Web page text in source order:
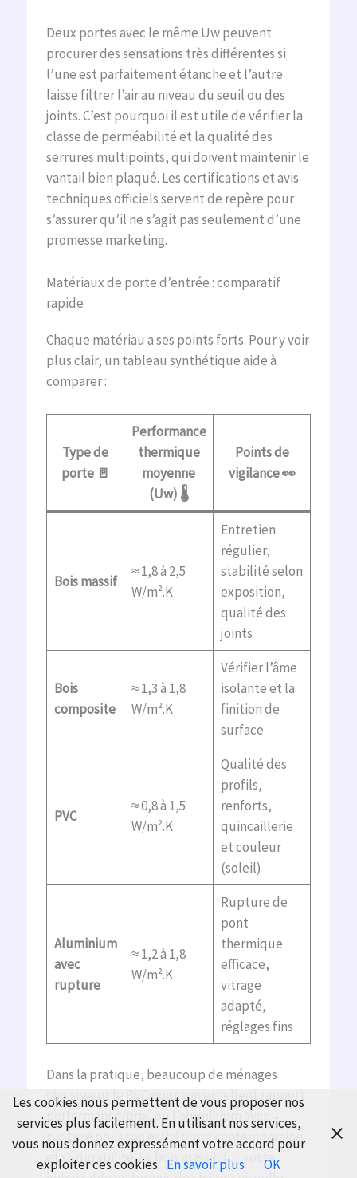
Deux portes avec le même Uw peuvent
procurer des sensations très différentes si
l’une est parfaitement étanche et l’autre
laisse filtrer l’air au niveau du seuil ou des
joints. C’est pourquoi il est utile de vérifier la
classe de perméabilité et la qualité des
serrures multipoints, qui doivent maintenir le
vantail bien plaqué. Les certifications et avis
techniques officiels servent de repère pour
s’assurer qu’il ne s’agit pas seulement d’une
promesse marketing.
Matériaux de porte d’entrée : comparatif
rapide
Chaque matériau a ses points forts. Pour y voir
plus clair, un tableau synthétique aide à
comparer :
Type de
porte 🚪
Performance
thermique
moyenne
(Uw) 🌡️
Points de
vigilance 👀
Bois massif
≈ 1,8 à 2,5
W/m².K
Entretien
régulier,
stabilité selon
exposition,
qualité des
joints
Bois
composite
≈ 1,3 à 1,8
W/m².K
Vérifier l’âme
isolante et la
finition de
surface
PVC
≈ 0,8 à 1,5
W/m².K
Qualité des
profils,
renforts,
quincaillerie
et couleur
(soleil)
Aluminium
avec
rupture
≈ 1,2 à 1,8
W/m².K
Rupture de
pont
thermique
efficace,
vitrage
adapté,
réglages fins
Dans la pratique, beaucoup de ménages
choisissent le PVC pour son excellent rapport
performance/prix, ou l’aluminium avec
rupture pour son esthétique contemporaine
et sa durabilité. Le bois massif, lui, reste
Les cookies nous permettent de vous proposer nos
services plus facilement. En utilisant nos services,
vous nous donnez expressément votre accord pour
exploiter ces cookies. En savoir plus OK